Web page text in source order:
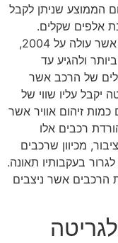
הממוצע שניתן לקבל
אלפים שקלים.
במידה ומתייחסים ל רכב יקר משנת יצור אשר עולה על 2004,
ולהגיע עד
של הרכב אשר
יקבל עליו שווי של
כמות זיהום אוויר אשר
רכבים אלו
מכיוון שרכבים
בעקבותיו תאונה.
הרכבים אשר ניצבים